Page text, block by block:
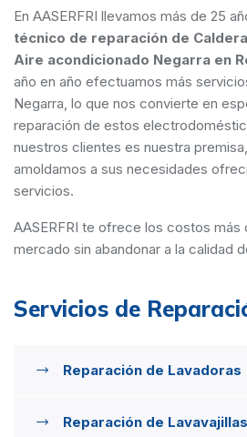
En AASERFRI llevamos más de 25
técnico de reparación de
Aire acondicionado Negarra en
año en año efectuamos más
Negarra, lo que nos convierte en
reparación de estos
nuestros clientes es nuestra
amoldamos a sus necesidades
servicios.
AASERFRI te ofrece los costos
mercado sin abandonar a la calidad
Servicios de
Reparación de Lavadoras
Reparación de Lavavajillas